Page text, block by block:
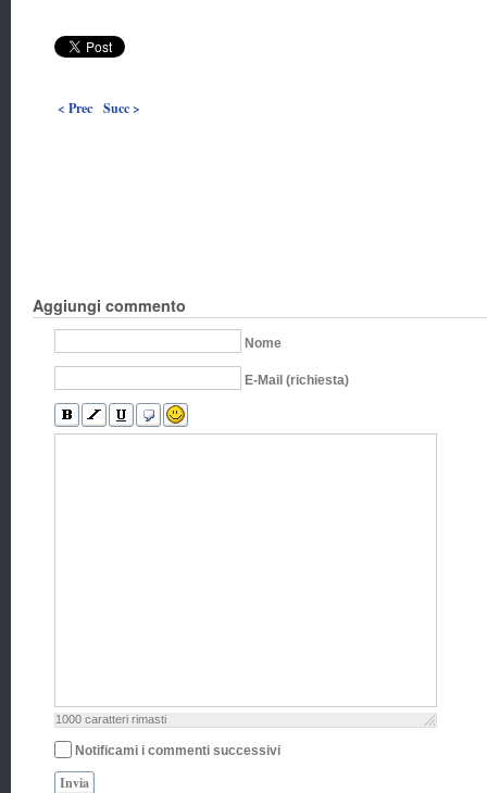
< Prec Succ >
Aggiungi commento
Nome
E-Mail (richiesta)
1000 caratteri rimasti
Notificami i commenti successivi
Invia